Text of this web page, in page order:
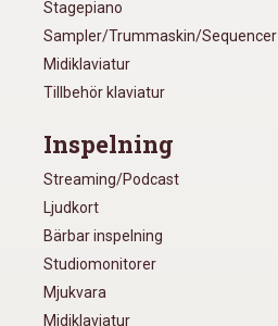
Stagepiano
Sampler/Trummaskin/Sequencer
Midiklaviatur
Tillbehör klaviatur
Inspelning
Streaming/Podcast
Ljudkort
Bärbar inspelning
Studiomonitorer
Mjukvara
Midiklaviatur